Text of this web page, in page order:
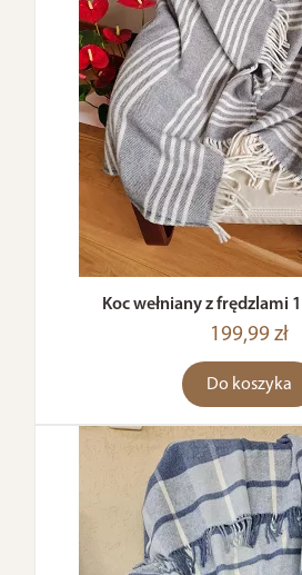
Koc wełniany z frędzlami
199,99 zł
Do koszyka